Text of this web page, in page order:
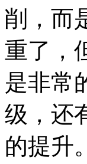
削，而
重了，
是非常
级，还
的提升